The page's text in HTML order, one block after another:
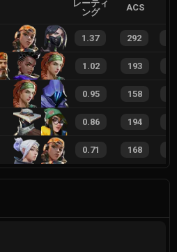
レーティ
ング
ACS
1.37 292
1.02 193
0.95 158
0.86 194
0.71 168